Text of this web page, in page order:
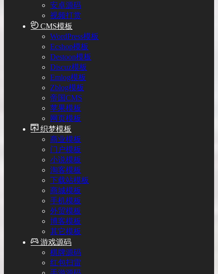
安卓源码
视频打赏
CMS模板
WordPress模板
Ecshop模板
Destoon模板
Discuz模板
Emlog模板
Zblog模板
帝国CMS
苹果模板
网页模板
织梦模板
商业模板
门户模板
小说模板
淘客模板
下载站模板
商城模板
手机模板
外贸模板
博客模板
其它模板
游戏源码
棋牌源码
红包扫雷